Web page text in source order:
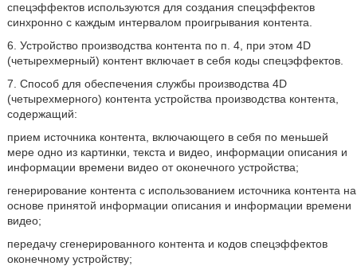
спецэффектов используются для создания спецэффектов
синхронно с каждым интервалом проигрывания контента.
6. Устройство производства контента по п. 4, при этом 4D
(четырехмерный) контент включает в себя коды спецэффектов.
7. Способ для обеспечения службы производства 4D
(четырехмерного) контента устройства производства контента,
содержащий:
прием источника контента, включающего в себя по меньшей
мере одно из картинки, текста и видео, информации описания и
информации времени видео от оконечного устройства;
генерирование контента с использованием источника контента на
основе принятой информации описания и информации времени
видео;
передачу сгенерированного контента и кодов спецэффектов
оконечному устройству;